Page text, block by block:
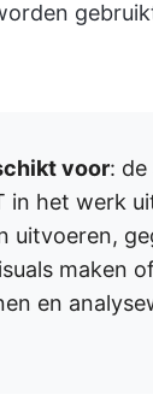
voor: de
in het werk
uitvoeren,
maken
en